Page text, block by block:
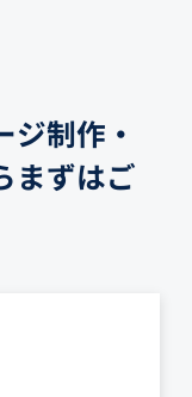
制作・
まずはご